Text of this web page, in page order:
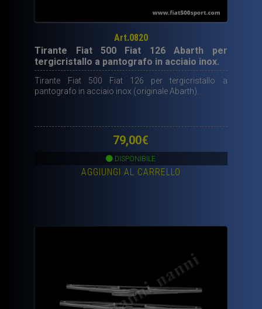
Art.0820
Tirante Fiat 500 Fiat 126 Abarth per
tergicristallo a pantografo in acciaio inox.
Tirante Fiat 500 Fiat 126 per tergicristallo a
pantografo in acciaio inox (originale Abarth).
79,00€
DISPONIBILE
AGGIUNGI AL CARRELLO